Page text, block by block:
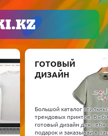
ГОТОВЫЙ
ДИЗАЙН
Большой каталог
трендовых принтов.
готовый дизайн для себя
подарок и заказывай в